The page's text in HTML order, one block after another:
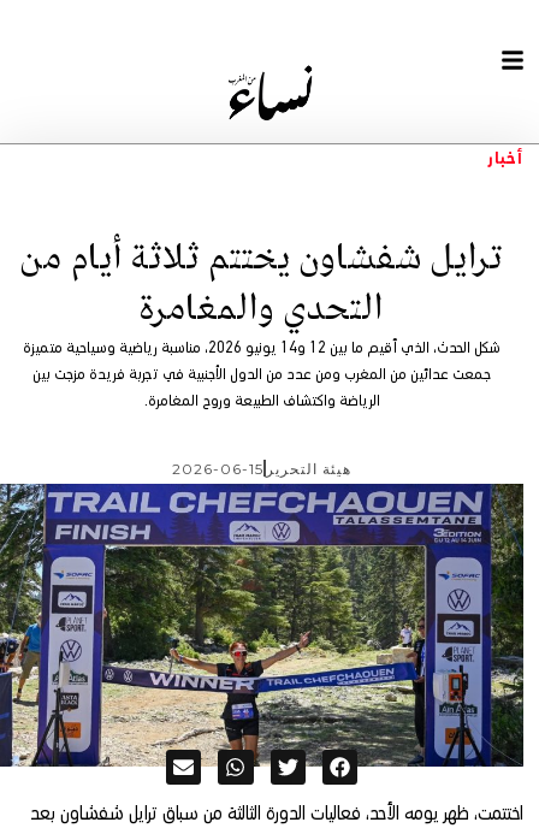
أخبار
ترايل شفشاون يختتم ثلاثة أيام من
التحدي والمغامرة
شكل الحدث، الذي أقيم ما بين 12 و14 يونيو 2026، مناسبة رياضية وسياحية متميزة
جمعت عدائين من المغرب ومن عدد من الدول الأجنبية في تجربة فريدة مزجت بين
الرياضة واكتشاف الطبيعة وروح المغامرة.
هيئة التحرير 2026-06-15
اختتمت، ظهر يومه الأحد، فعاليات الدورة الثالثة من سباق ترايل شفشاون بعد